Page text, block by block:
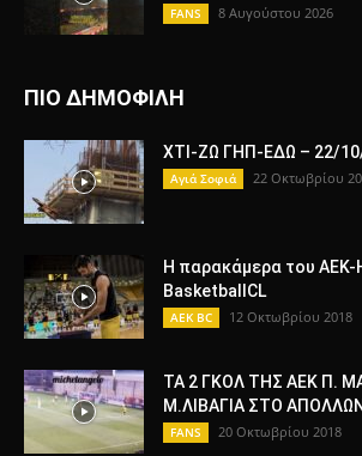
FANS 8 Αυγούστου 2026
ΠΙΟ ΔΗΜΟΦΙΛΗ
ΧΤΙ-ΖΩ ΓΗΠ-ΕΔΩ – 22/
Αγιά Σοφιά 22 Οκτωβρίου
Η παρακάμερα του ΑΕΚ-
BasketballCL
AEK BC 12 Οκτωβρίου 2018
ΤΑ 2 ΓΚΟΛ ΤΗΣ ΑΕΚ Π.
Μ.ΛΙΒΑΓΙΑ ΣΤΟ
FANS 20 Οκτωβρίου 2018